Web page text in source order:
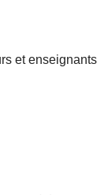
et enseignants